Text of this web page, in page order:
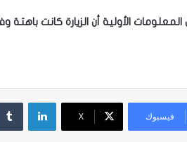
الأولية أن الزيارة كانت
فيسبوك X
لينكدإن